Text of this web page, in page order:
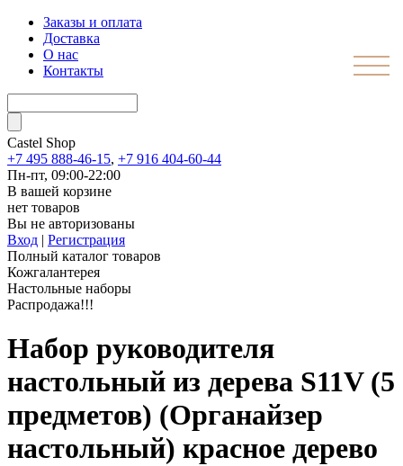
Заказы и оплата
Доставка
О нас
Контакты
Castel Shop
+7 495 888-46-15, +7 916 404-60-44
Пн-пт, 09:00-22:00
В вашей корзине
нет товаров
Вы не авторизованы
Вход | Регистрация
Полный каталог товаров
Кожгалантерея
Настольные наборы
Распродажа!!!
Набор руководителя
настольный из дерева S11V (5
предметов) (Органайзер
настольный) красное дерево